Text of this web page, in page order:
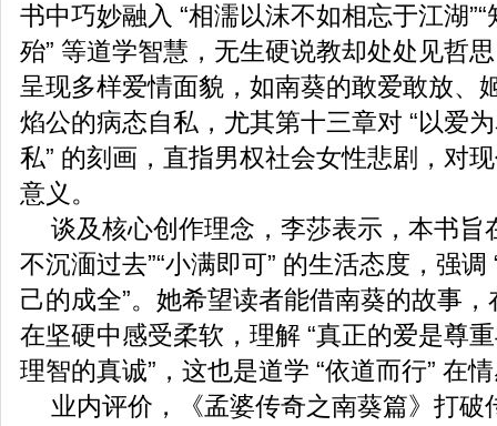
书中巧妙融入 “相濡以沫不如相忘于江湖
殆” 等道学智慧，无生硬说教却处处见哲
呈现多样爱情面貌，如南葵的敢爱敢放、
焰公的病态自私，尤其第十三章对 “以爱
私” 的刻画，直指男权社会女性悲剧，对
意义。
谈及核心创作理念，李莎表示，本书旨
不沉湎过去”“小满即可” 的生活态度，强
己的成全”。她希望读者能借南葵的故事
在坚硬中感受柔软，理解 “真正的爱是尊
理智的真诚”，这也是道学 “依道而行” 在
业内评价，《孟婆传奇之南葵篇》打破